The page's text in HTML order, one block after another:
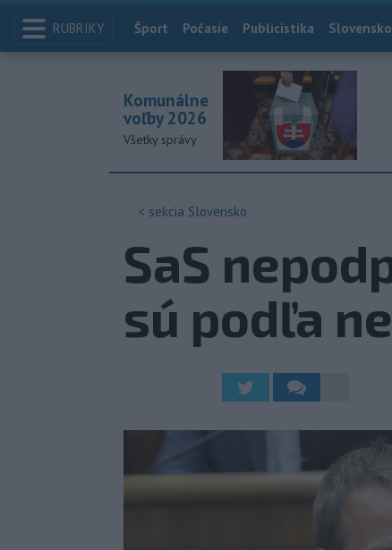
RUBRIKY Index
Šport Počasie Publicistika Slovensko
Komunálne
voľby 2026
Všetky správy
< sekcia Slovensko
SaS
sú podľa